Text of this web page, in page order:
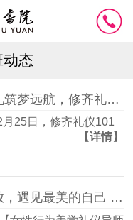
态
以心传礼筑梦远航，修齐礼仪101期高级礼仪培训师培训班圆满结束
25日，修齐礼仪101
【详情】
优雅绽放，遇见最美的自己 【修齐礼仪行为美学导师班】完美落幕